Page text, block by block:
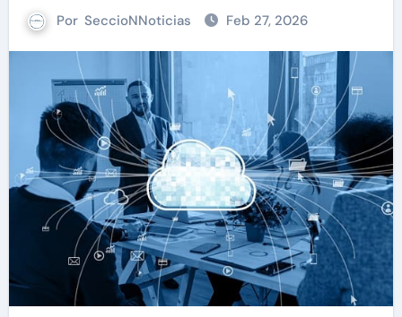
Por SeccioNNoticias Feb 27, 2026